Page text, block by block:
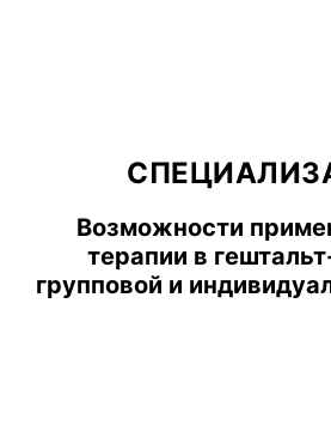
Возможности
терапии в
групповой и